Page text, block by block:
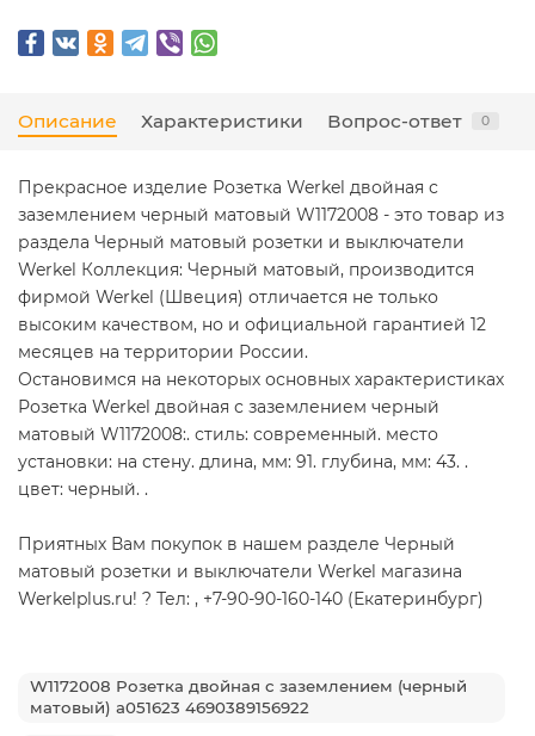
Описание Характеристики Вопрос-ответ 0
Прекрасное изделие Розетка Werkel двойная с
заземлением черный матовый W1172008 - это товар из
раздела Черный матовый розетки и выключатели
Werkel Коллекция: Черный матовый, производится
фирмой Werkel (Швеция) отличается не только
высоким качеством, но и официальной гарантией 12
месяцев на территории России.
Остановимся на некоторых основных характеристиках
Розетка Werkel двойная с заземлением черный
матовый W1172008:. стиль: современный. место
установки: на стену. длина, мм: 91. глубина, мм: 43. .
цвет: черный. .
Приятных Вам покупок в нашем разделе Черный
матовый розетки и выключатели Werkel магазина
Werkelplus.ru! ? Тел: , +7-90-90-160-140 (Екатеринбург)
W1172008 Розетка двойная с заземлением (черный
матовый) a051623 4690389156922